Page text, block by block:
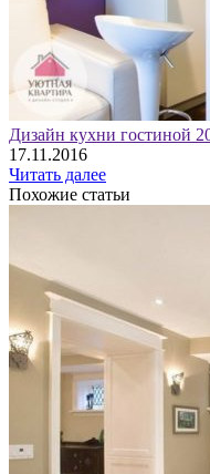
Дизайн кухни гостиной
17.11.2016
Читать далее
Похожие статьи